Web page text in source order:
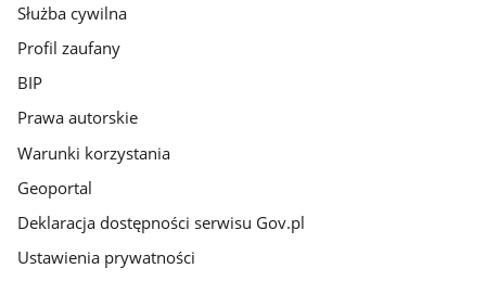
Służba cywilna
Profil zaufany
BIP
Prawa autorskie
Warunki korzystania
Geoportal
Deklaracja dostępności serwisu Gov.pl
Ustawienia prywatności